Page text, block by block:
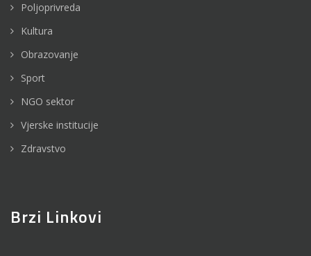
Poljoprivreda
Kultura
Obrazovanje
Sport
NGO sektor
Vjerske institucije
Zdravstvo
Brzi Linkovi